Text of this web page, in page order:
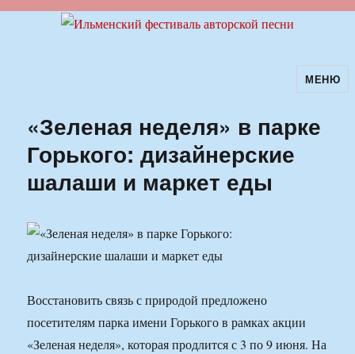
Ильменский фестиваль авторскойМЕНЮ
«Зеленая неделя» в парке
Горького: дизайнерские
шалаши и маркет еды
Восстановить связь с природой предложено
посетителям парка имени Горького в рамках акции
«Зеленая неделя», которая продлится с 3 по 9 июня. На